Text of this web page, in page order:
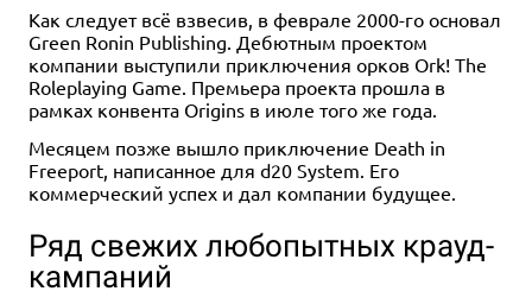
Как следует всё взвесив, в феврале 2000-го основал
Green Ronin Publishing. Дебютным проектом
компании выступили приключения орков Ork! The
Roleplaying Game. Премьера проекта прошла в
рамках конвента Origins в июле того же года.
Месяцем позже вышло приключение Death in
Freeport, написанное для d20 System. Его
коммерческий успех и дал компании будущее.
Ряд свежих любопытных крауд-
кампаний